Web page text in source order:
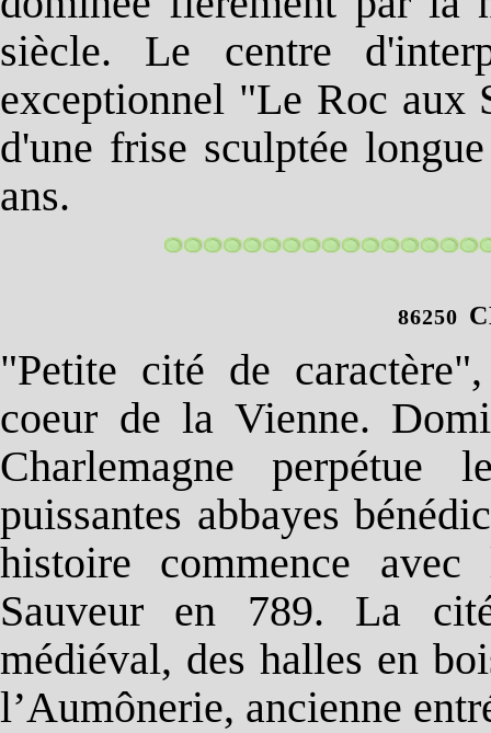
siècle. Le centre
exceptionnel "Le Roc aux
d'une frise sculptée
ans.
86250
"Petite cité de
coeur de la Vienne.
Charlemagne
puissantes abbayes
histoire commence
Sauveur en 789. La
médiéval, des halles en
l’Aumônerie, ancienne